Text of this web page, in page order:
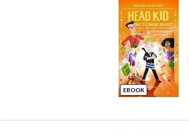
EBOOK